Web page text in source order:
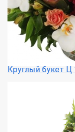
Круглый букет